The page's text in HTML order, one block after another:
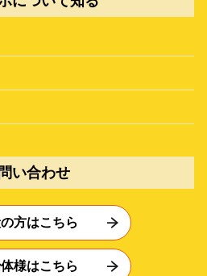
い合わせ
方はこちら
様はこちら